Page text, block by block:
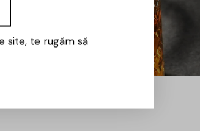
site, te rugăm să